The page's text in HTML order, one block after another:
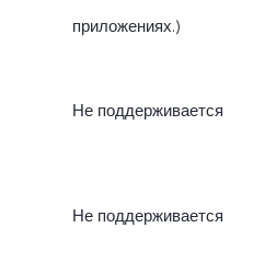
приложениях.)
Не поддерживается
Не поддерживается